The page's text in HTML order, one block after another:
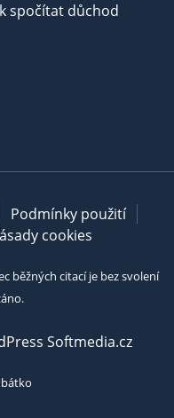
spočítat důchod
Podmínky použití
cookies
běžných citací je bez svolení
Softmedia.cz